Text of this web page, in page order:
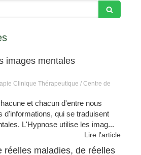
images mentales
Clinique Thérapeutique / Centre de
et chacun d'entre nous
d'informations, qui se traduisent
L'Hypnose utilise les imag...
Lire l'article
réelles maladies, de réelles